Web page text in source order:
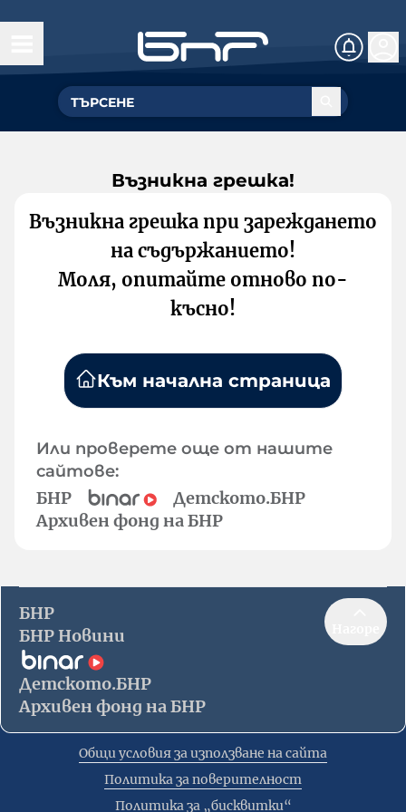
Възникна грешка!
Възникна грешка при зареждането
на съдържанието!
Моля, опитайте отново по-
късно!
Към начална страница
Или проверете още от нашите
сайтове:
БНР
Детското.БНР
Архивен фонд на БНР
БНР
БНР Новини
Детското.БНР
Архивен фонд на БНР
Общи условия за използване на сайта
Политика за поверителност
Политика за „бисквитки“